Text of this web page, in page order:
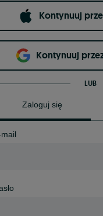
Kontynuuj
Kontynuuj
LUB
Zaloguj się